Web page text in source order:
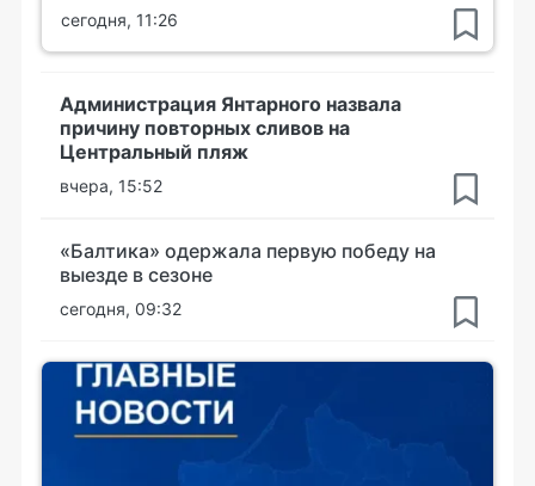
сегодня, 11:26
Администрация Янтарного назвала
причину повторных сливов на
Центральный пляж
вчера, 15:52
«Балтика» одержала первую победу на
выезде в сезоне
сегодня, 09:32